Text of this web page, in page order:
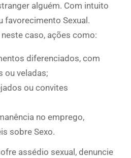
alguém. Com intuito
favorecimento Sexual.
caso, ações como:
diferenciados, com
ou veladas;
ou convites
no emprego,
sobre Sexo.
assédio sexual, denuncie